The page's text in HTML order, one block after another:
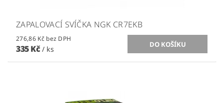
ZAPALOVACÍ SVÍČKA NGK CR7EKB
276,86 Kč bez DPH
335 Kč / ks